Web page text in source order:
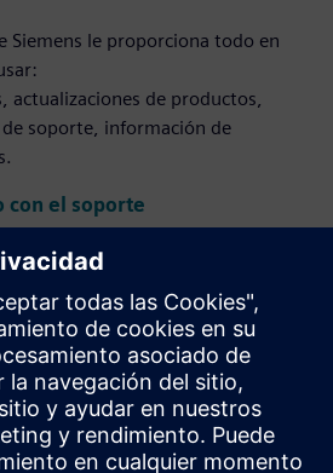
Siemens le proporciona todo en
actualizaciones de productos,
soporte, información de
con el soporte
de Calibre IC
Calibre ofrece una verificación
eficientes y completas en
y estilos de diseño, al tiempo
y los programas de cierre.